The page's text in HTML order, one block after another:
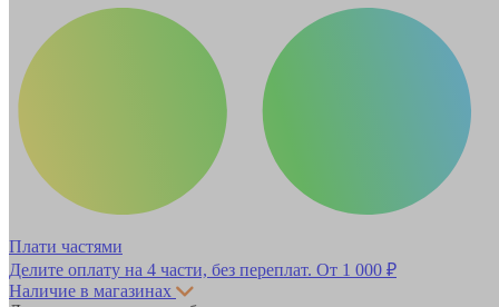
Плати частями
Делите оплату на 4 части, без переплат. От 1 000 ₽
Наличие в магазинах